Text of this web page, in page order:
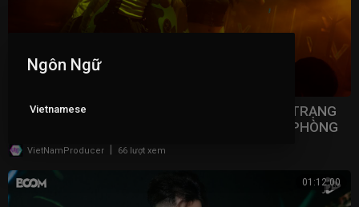
NONSTOP 2025 VINAHOUSE VIỆT MIX - TÂM TRẠNG
NHẤT BẢNG XẾP HẠNG (VOL 15) | NHẠC BAY PHÒNG
2025VietNamProducer 66 lượt xem
01:12:00
Ngôn Ngữ
Vietnamese